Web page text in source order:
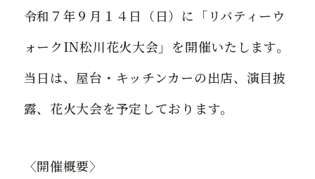
ご宿泊の温泉
館内のご案内
アクセス
お問い合わせ
令和７年９月１４日（日）に「リバティーウ
ォークIN松川花火大会」を開催いたします。
当日は、屋台・キッチンカーの出店、演目披
露、花火大会を予定しております。
〈開催概要〉